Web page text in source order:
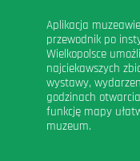
Aplikacja
przewodnik po
Wielkopolsce
najciekawszych
wystawy,
godzinach
funkcję mapy
muzeum.